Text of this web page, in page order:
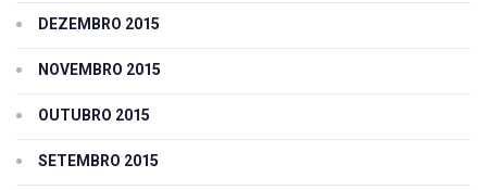
DEZEMBRO 2015
NOVEMBRO 2015
OUTUBRO 2015
SETEMBRO 2015